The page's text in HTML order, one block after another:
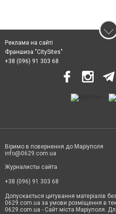
Реклама на сайті
Франшиза "CitySites"
+38 (096) 91 303 68
Віримо в повернення до Маріуполя
info@0629.com.ua
Журналисты сайта
+38 (096) 91 303 68
Допускається цитування матеріалів
0629.com.ua за умови розміщення в
0629.com.ua - Сайт міста Маріуполя.